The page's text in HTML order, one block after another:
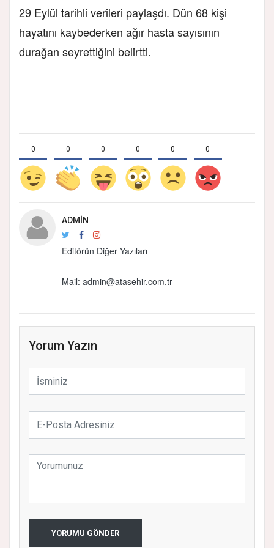
29 Eylül tarihli verileri paylaşdı. Dün 68 kişi
hayatını kaybederken ağır hasta sayısının
durağan seyrettiğini belirtti.
0 0 0 0 0 0
ADMIN
Editörün Diğer Yazıları
Mail: admin@atasehir.com.tr
Yorum Yazın
YORUMU GÖNDER